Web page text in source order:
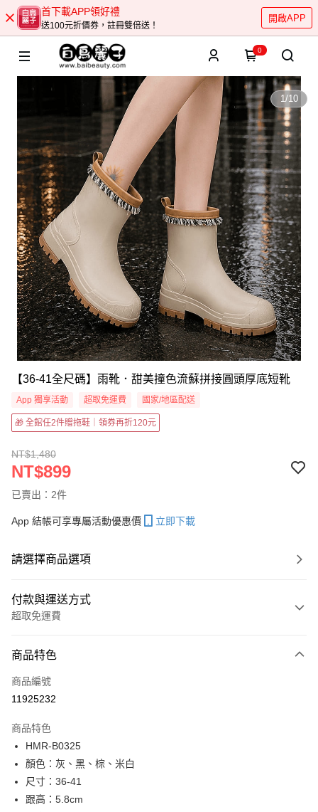
首下載APP領好禮
送100元折價券，註冊雙倍送！
開啟APP
0
1/10
【36-41全尺碼】雨靴．甜美撞色流蘇拼接圓頭厚底短靴
App 獨享活動 超取免運費 國家/地區配送
🎁 全館任2件贈拖鞋｜領券再折120元
NT$1,480
NT$899
已賣出：2件
App 結帳可享專屬活動優惠價 立即下載
請選擇商品選項
付款與運送方式
超取免運費
信用卡一次付款
超商取貨付款
Apple Pay
街口支付
悠遊付
商品特色
商品編號
11925232
商品特色
HMR-B0325
顏色：灰、黑、棕、米白
尺寸：36-41
跟高：5.8cm